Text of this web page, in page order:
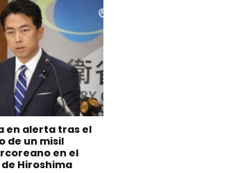
en alerta tras el
de un misil
en el
Hiroshima